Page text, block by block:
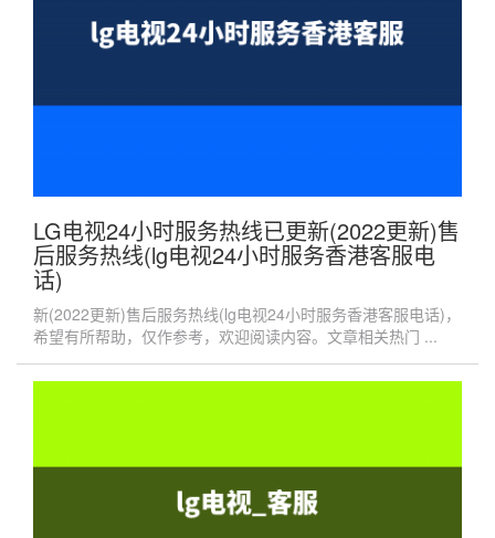
LG电视24小时服务热线已更新(2022更新)售
后服务热线(lg电视24小时服务香港客服电
话)
新(2022更新)售后服务热线(lg电视24小时服务香港客服电话)，
希望有所帮助，仅作参考，欢迎阅读内容。文章相关热门 ...